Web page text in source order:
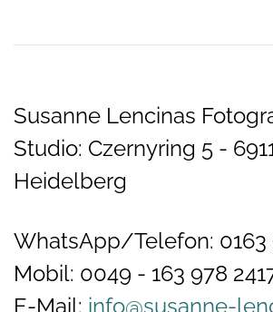
Susanne Lencinas
Studio: Czernyring 5 -
Heidelberg
WhatsApp/Telefon: 0163
Mobil: 0049 - 163 978
E-Mail: info@susanne-